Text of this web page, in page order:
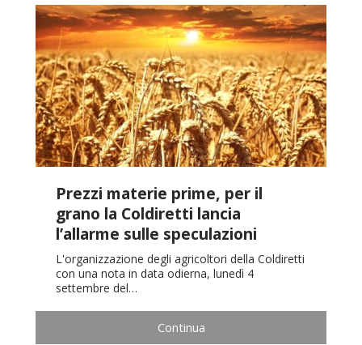
Prezzi materie prime, per il
grano la Coldiretti lancia
l’allarme sulle speculazioni
L'organizzazione degli agricoltori della Coldiretti
con una nota in data odierna, lunedì 4
settembre del…
Continua